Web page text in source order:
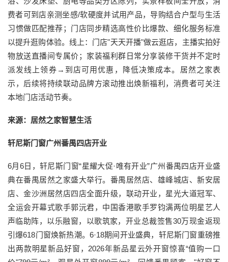
费者可到店亲测坐感/软硬度并试用产品，导购结合户型与生活
习惯做匹配推荐；门店同步精选高性价比爆款、细化服务标准
以提升逛购体验。线上：门店"天天开播"做云逛店，主播实拍好
物放送直播间专属价；家装福利群日常分享装修干货并不定时
派发线上领券→到店可用优惠，降低决策成本。居然之家表
示，后续将持续联动品牌方滚动推出焕新福利，消费者可关注
本地门店活动节奏。
来源：居然之家智慧生活
轩尼斯门窗广州番禺四店开业
6月6日，轩尼斯门窗“星耀大促·唯有开业”广州番禺四店开业盛
典在番禺居然之家盛大举行。番禺居然店、雄峰城店、新安居
店、金沙洲居然店四店全面升级，联动开业，星光大道冠军、
全运会开幕式歌手郭沅君，中国香港歌手罗钧满两位明星艺人
声临助阵，以乐融窗，以歌筑家，开业总裁签售30万现金返现
引爆618门窗焕新热潮。6·18期间开业盛典，轩尼斯门窗重磅推
出两款明星新品好窗，2026年新品星云外开窗惊喜“值购一口